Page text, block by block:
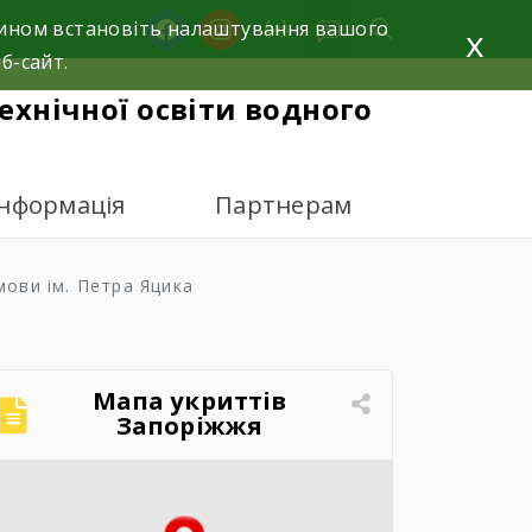
facebookinstagram
освіти водного
Партнерам
ім. Петра Яцика
Мапа укриттів
Запоріжжя
встановіть налаштування вашого
сайт.
x